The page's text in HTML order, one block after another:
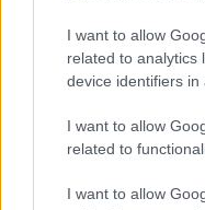
I want to allow
related to analytics
device identifiers in
I want to allow
related to
I want to allow
τις
του ΕΚΑΒ εντός
βρέθηκε στο
μετά έφτασε το
δοθεί οι πρώτες